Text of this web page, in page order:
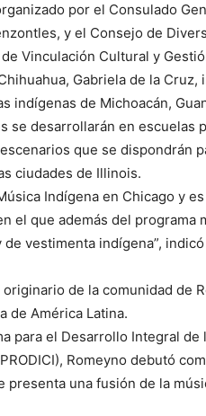
por el Consulado
y el Consejo de
Vinculación Cultural y
Gabriela de la
indígenas de Michoacán,
se desarrollarán en escuelas
que se dispondrán
ciudades de Illinois.
Indígena en Chicago y
el que además del programa
vestimenta indígena”,
de la comunidad de
de América Latina.
para el Desarrollo Integral
Romeyno debutó
presenta una fusión de la